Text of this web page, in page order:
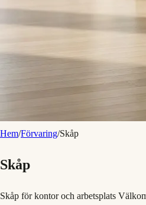
Hem/Förvaring/Skåp
Skåp
Skåp för kontor och arbetsplats